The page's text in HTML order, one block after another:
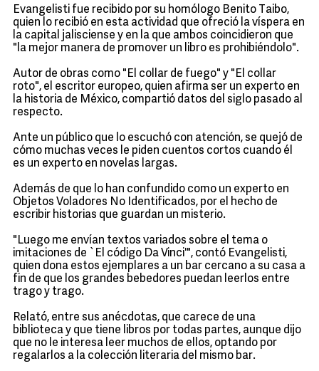
Evangelisti fue recibido por su homólogo Benito Taibo,
quien lo recibió en esta actividad que ofreció la víspera en
la capital jalisciense y en la que ambos coincidieron que
"la mejor manera de promover un libro es prohibiéndolo".
Autor de obras como "El collar de fuego" y "El collar
roto", el escritor europeo, quien afirma ser un experto en
la historia de México, compartió datos del siglo pasado al
respecto.
Ante un público que lo escuchó con atención, se quejó de
cómo muchas veces le piden cuentos cortos cuando él
es un experto en novelas largas.
Además de que lo han confundido como un experto en
Objetos Voladores No Identificados, por el hecho de
escribir historias que guardan un misterio.
"Luego me envían textos variados sobre el tema o
imitaciones de `El código Da Vinci'", contó Evangelisti,
quien dona estos ejemplares a un bar cercano a su casa a
fin de que los grandes bebedores puedan leerlos entre
trago y trago.
Relató, entre sus anécdotas, que carece de una
biblioteca y que tiene libros por todas partes, aunque dijo
que no le interesa leer muchos de ellos, optando por
regalarlos a la colección literaria del mismo bar.